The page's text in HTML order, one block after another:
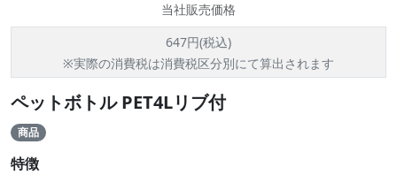
当社販売価格
647円(税込)
※実際の消費税は消費税区分別にて算出されます
ペットボトル PET4Lリブ付
商品
特徴